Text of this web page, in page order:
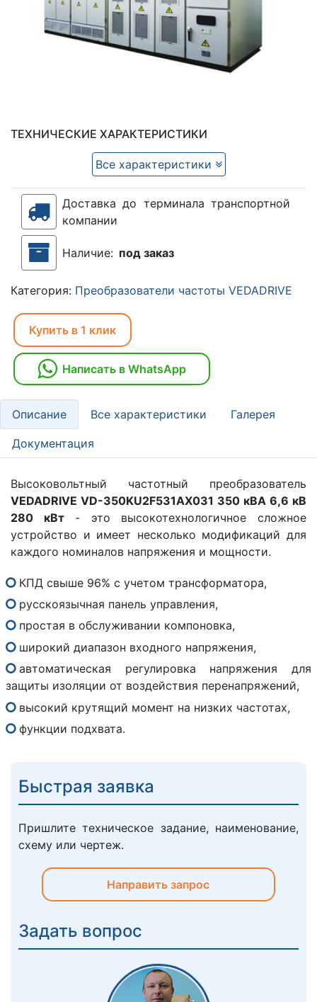
ТЕХНИЧЕСКИЕ ХАРАКТЕРИСТИКИ
Все характеристики
Доставка до терминала транспортной
компании
Наличие: под заказ
Категория: Преобразователи частоты VEDADRIVE
Купить в 1 клик
Написать в WhatsApp
Описание Все характеристики Галерея
Документация
Высоковольтный частотный преобразователь
VEDADRIVE VD-350KU2F531AX031 350 кВА 6,6 кВ
280 кВт- это высокотехнологичное сложное
устройство и имеет несколько модификаций для
каждого номиналов напряжения и мощности.
КПД свыше 96% с учетом трансформатора,
русскоязычная панель управления,
простая в обслуживании компоновка,
широкий диапазон входного напряжения,
автоматическая регулировка напряжения для
защиты изоляции от воздействия перенапряжений,
высокий крутящий момент на низких частотах,
функции подхвата.
Быстрая заявка
Пришлите техническое задание, наименование,
схему или чертеж.
Направить запрос
Задать вопрос